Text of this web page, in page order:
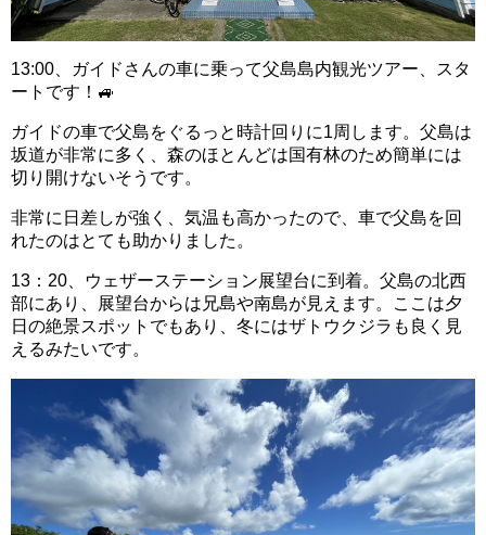
13:00、ガイドさんの車に乗って父島島内観光ツアー、スタ
ートです！🚙
ガイドの車で父島をぐるっと時計回りに1周します。父島は
坂道が非常に多く、森のほとんどは国有林のため簡単には
切り開けないそうです。
非常に日差しが強く、気温も高かったので、車で父島を回
れたのはとても助かりました。
13：20、ウェザーステーション展望台に到着。父島の北西
部にあり、展望台からは兄島や南島が見えます。ここは夕
日の絶景スポットでもあり、冬にはザトウクジラも良く見
えるみたいです。